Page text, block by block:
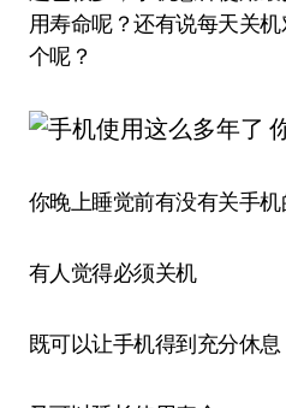
用寿命呢？还有说每天关
个呢？
你晚上睡觉前有没有关手机
有人觉得必须关机
既可以让手机得到充分休息